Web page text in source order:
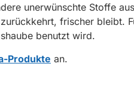
unerwünschte Stoffe
frischer bleibt.
benutzt wird.
Produkte an.